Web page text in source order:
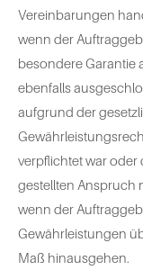
Vereinbarungen
wenn der
besondere Garantie
ebenfalls
aufgrund der
verpflichtet war oder
gestellten Anspruch
wenn der
Gewährleistungen
Maß hinausgehen.